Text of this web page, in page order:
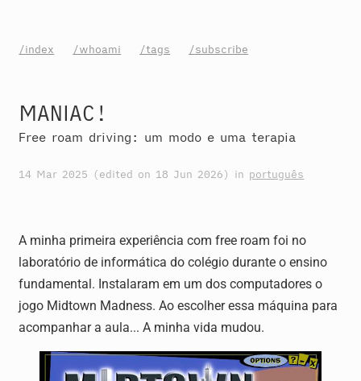
/index /whoami /tags /subscribe
MANIAC!
Free roam driving: um modo e uma terapia
14 Mar 2025 (edited on 18 Jun 2026) in português
A minha primeira experiência com free roam foi no
laboratório de informática do colégio durante o ensino
fundamental. Instalaram em um dos computadores o
jogo Midtown Madness. Ao escolher essa máquina para
acompanhar a aula... A minha vida mudou.